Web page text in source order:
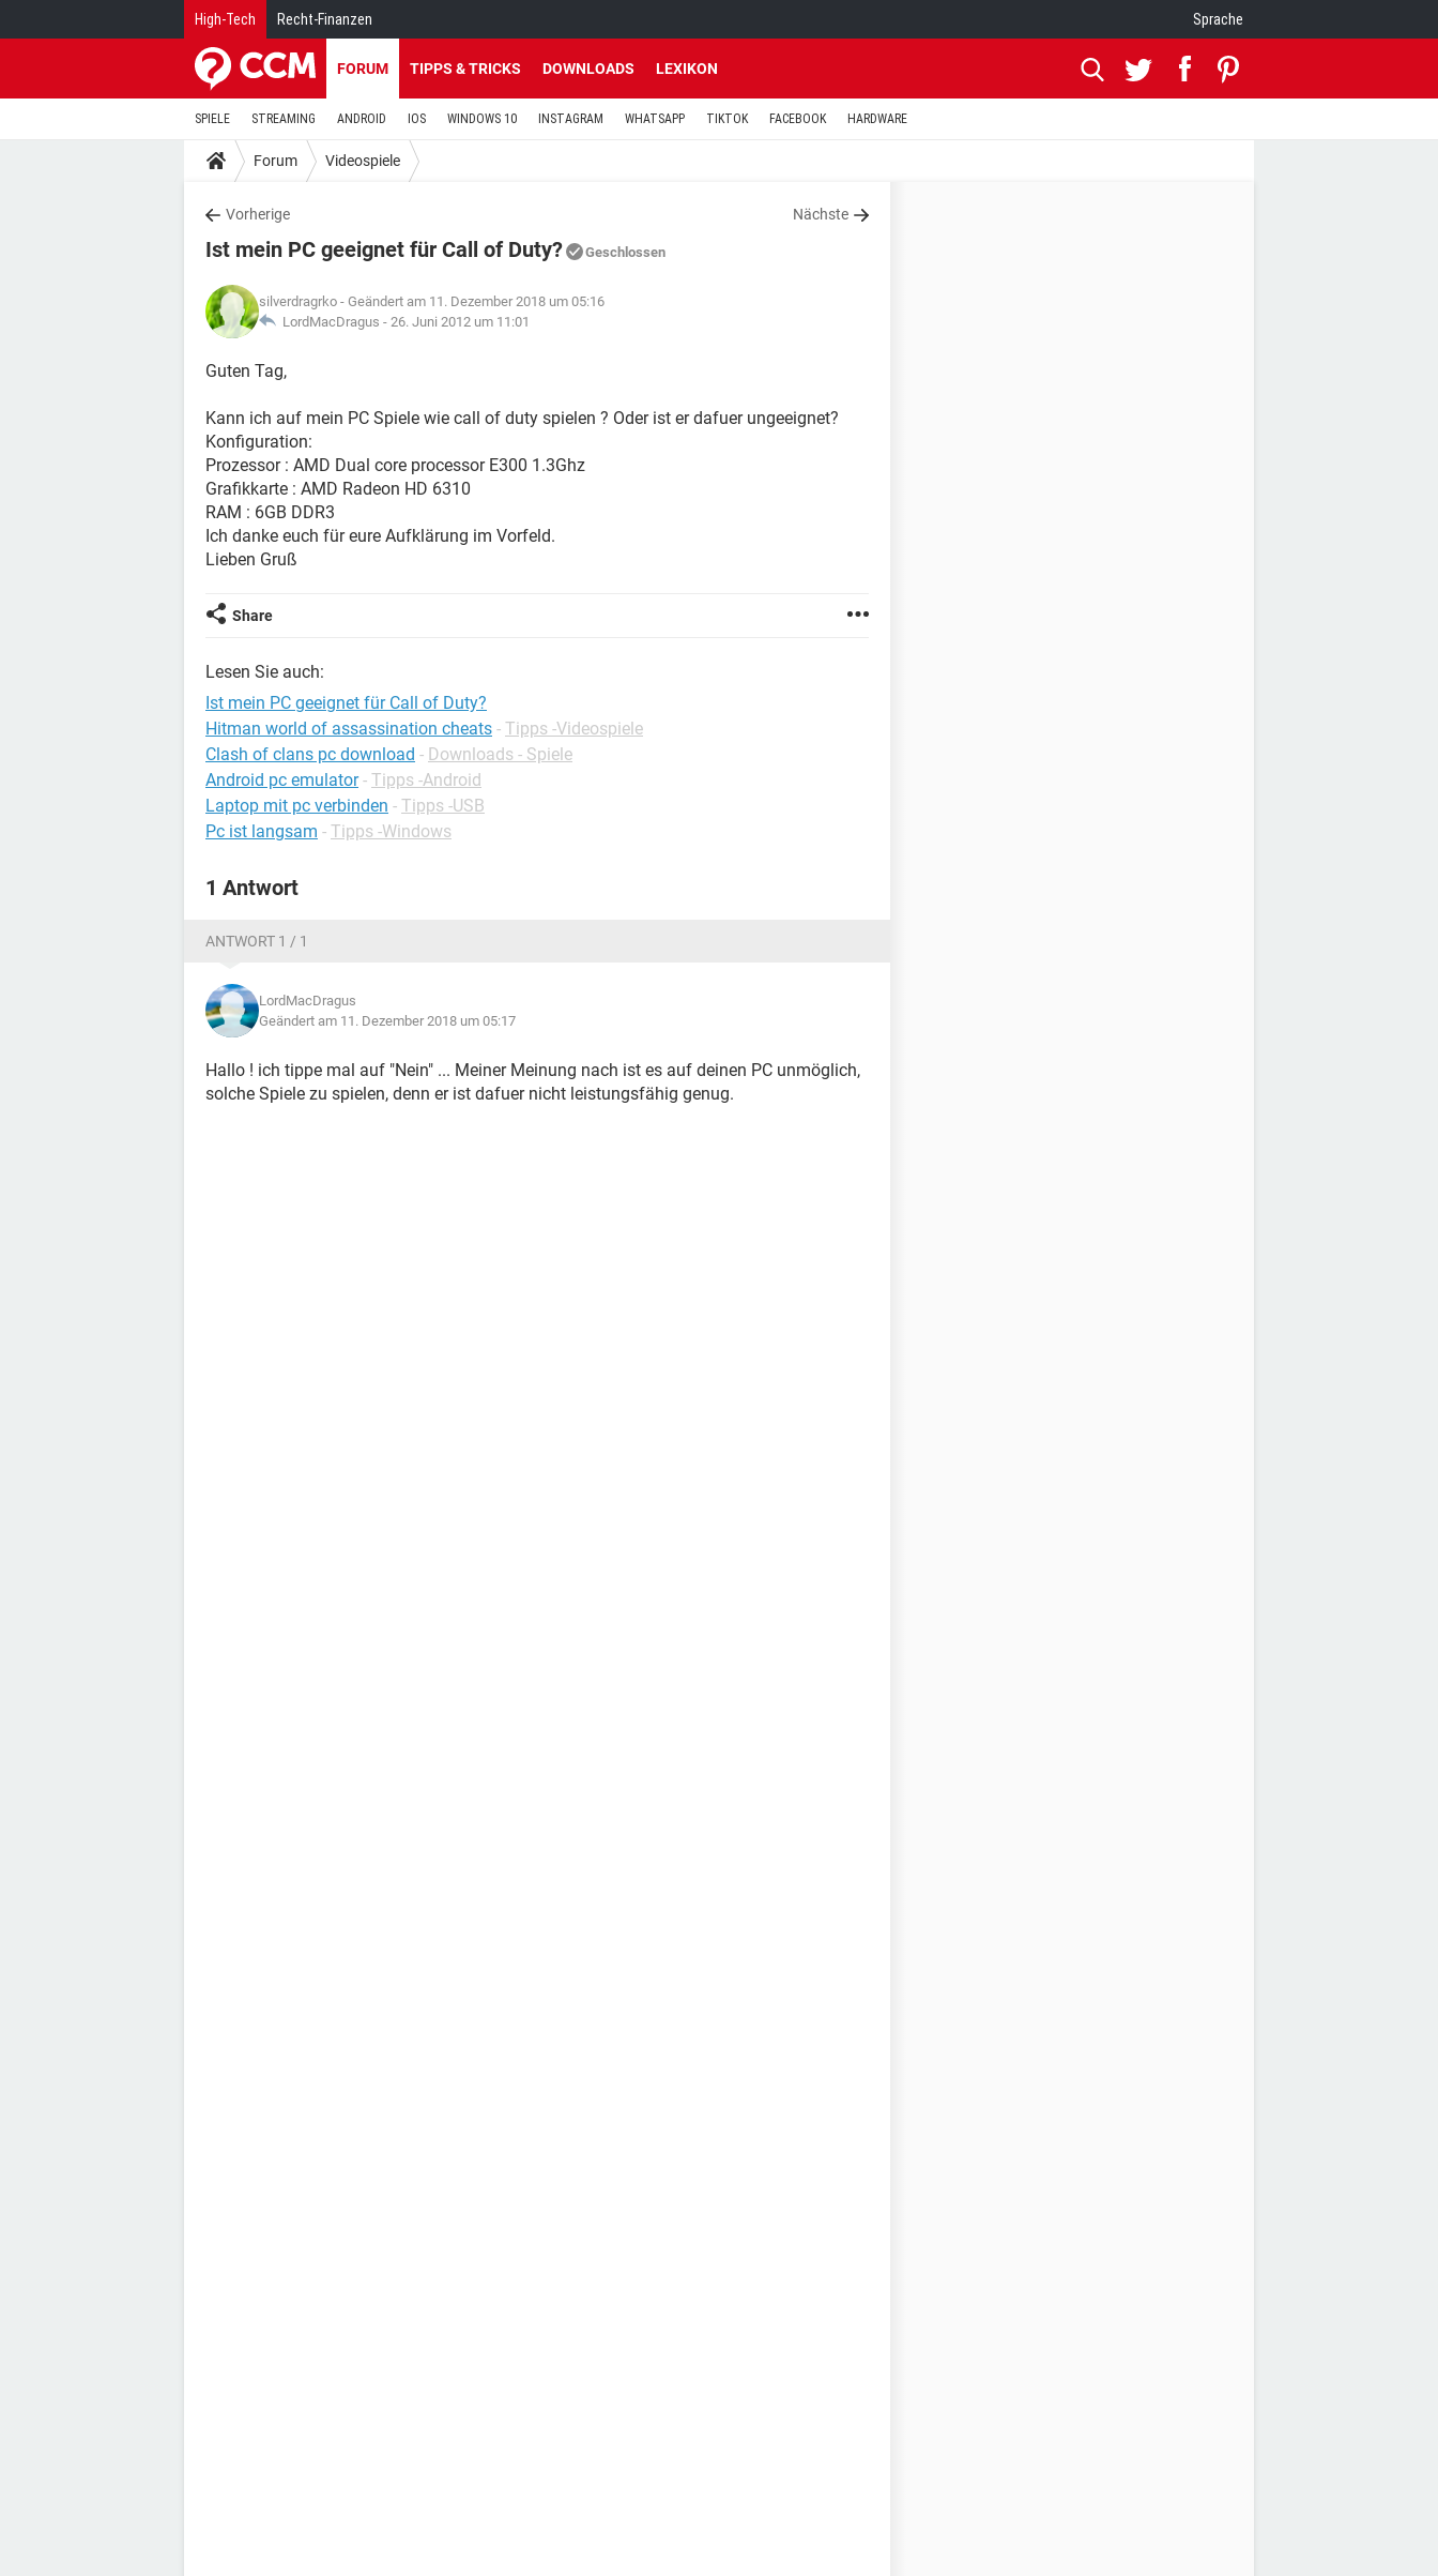
High-Tech Recht-Finanzen Sprache
FORUM TIPPS & TRICKS DOWNLOADS LEXIKON
SPIELE STREAMING ANDROID IOS WINDOWS 10 INSTAGRAM WHATSAPP TIKTOK FACEBOOK HARDWARE
Forum Videospiele
Vorherige Nächste
Ist mein PC geeignet für Call of Duty? Geschlossen
silverdragrko - Geändert am 11. Dezember 2018 um 05:16
LordMacDragus - 26. Juni 2012 um 11:01
Guten Tag,
Kann ich auf mein PC Spiele wie call of duty spielen ? Oder ist er dafuer ungeeignet?
Konfiguration:
Prozessor : AMD Dual core processor E300 1.3Ghz
Grafikkarte : AMD Radeon HD 6310
RAM : 6GB DDR3
Ich danke euch für eure Aufklärung im Vorfeld.
Lieben Gruß
Share
Lesen Sie auch:
Ist mein PC geeignet für Call of Duty?
Hitman world of assassination cheats - Tipps -Videospiele
Clash of clans pc download - Downloads - Spiele
Android pc emulator - Tipps -Android
Laptop mit pc verbinden - Tipps -USB
Pc ist langsam - Tipps -Windows
1 Antwort
ANTWORT 1 / 1
LordMacDragus
Geändert am 11. Dezember 2018 um 05:17
Hallo ! ich tippe mal auf "Nein" ... Meiner Meinung nach ist es auf deinen PC unmöglich,
solche Spiele zu spielen, denn er ist dafuer nicht leistungsfähig genug.